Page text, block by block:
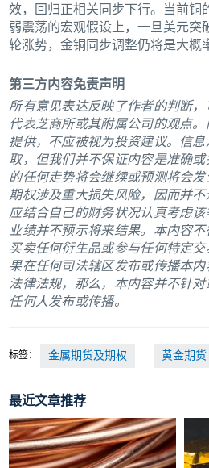
效，回归正相关同步下行。当前铜
弱震荡的宏观假设上，一旦美元突
轮涨势，金铜同步调整仍将是大概
第三方内容免责声明
所有意见表达反映了作者的判断
代表芝商所或其附属公司的观点
提供，不应被视为投资建议。信
取，但我们并不保证内容是准确
的任何走势将会继续或预测将会
期权涉及重大损失风险，因而并
应结合自己的财务状况认真考虑
业绩并不预示将来结果。本内容
买卖任何衍生品或参与任何特定
果在任何司法辖区发布或传播本
法律法规，那么，本内容并不针
任何人发布或传播。
标签： 金属期货及期权 黄金期货
最近文章推荐